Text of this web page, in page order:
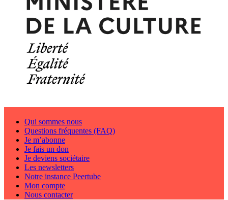
Qui sommes nous
Questions fréquentes (FAQ)
Je m’abonne
Je fais un don
Je deviens sociétaire
Les newsletters
Notre instance Peertube
Mon compte
Nous contacter